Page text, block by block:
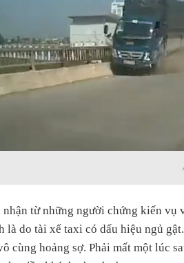
nhận từ những người chứng kiến vụ
là do tài xế taxi có dấu hiệu ngủ
cùng hoảng sợ. Phải mất một lúc